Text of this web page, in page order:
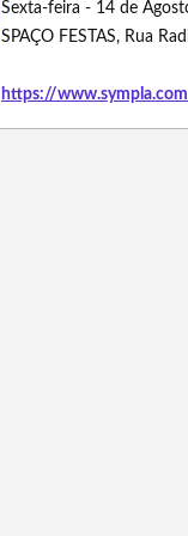
Sexta-feira - 14 de